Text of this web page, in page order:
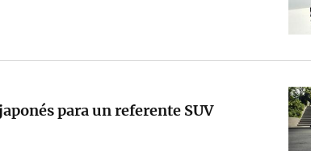
para un referente SUV